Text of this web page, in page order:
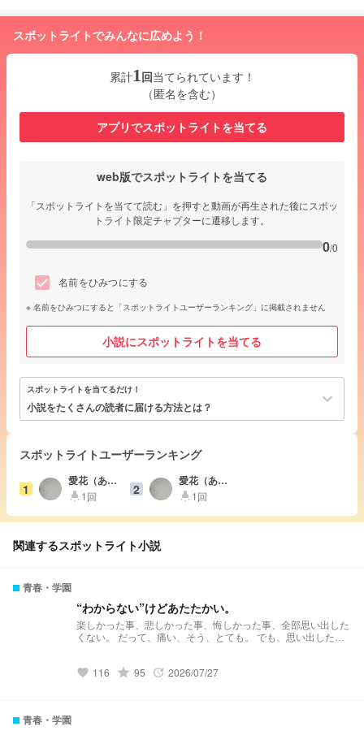
スポットライトでみんなに広めよう！
累計1回当てられています！
（匿名を含む）
アプリでスポットライトを当てる
web版でスポットライトを当てる
「スポットライトを当てて読む」を押すと動画が再生された後にスポッ
トライト限定チャプターに遷移します。
0/0
名前をひみつにする
名前をひみつにすると「スポットライトユーザーランキング」に掲載されません
小説にスポットライトを当てる
スポットライトを当てるだけ！
小説をたくさんの読者に届ける方法とは？ keyboard_arrow_down
スポットライトユーザーランキング
1
愛花（あい
か）
highlight 1回 2
愛花（あい
か）
highlight 1回
関連するスポットライト小説
青春・学園
“わからない”けどあたたかい。
楽しかった事、悲しかった事、悔しかった事、全部思い出した
くない。 だって、痛い、そう、とても。 でも、思い出した
favorite 116 grade 95 update 2026/07/27
青春・学園